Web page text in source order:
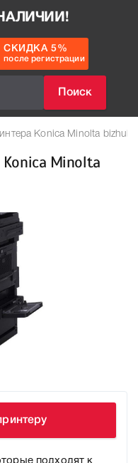
Поиск
СКИДКА 5%
после регистрации
Konica Minolta bizhub
Minolta
подходят к